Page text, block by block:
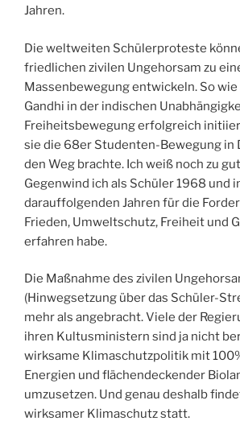
Jahren.
Die weltweiten Schülerproteste
friedlichen zivilen Ungehorsam zu
Massenbewegung entwickeln. So
Gandhi in der indischen
Freiheitsbewegung erfolgreich
sie die 68er Studenten-Bewegung in
den Weg brachte. Ich weiß noch zu
Gegenwind ich als Schüler 1968 und
darauffolgenden Jahren für die
Frieden, Umweltschutz, Freiheit und
erfahren habe.
Die Maßnahme des zivilen
(Hinwegsetzung über das Schüler-
mehr als angebracht. Viele der
ihren Kultusministern sind ja nicht
wirksame Klimaschutzpolitik mit
Energien und flächendeckender
umzusetzen. Und genau deshalb
wirksamer Klimaschutz statt.